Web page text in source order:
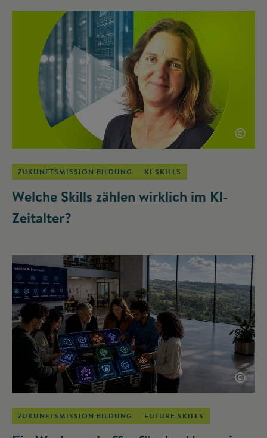
©
ZUKUNFTSMISSION BILDUNG KI SKILLS
Welche Skills zählen wirklich im KI-
Zeitalter?
©
ZUKUNFTSMISSION BILDUNG FUTURE SKILLS